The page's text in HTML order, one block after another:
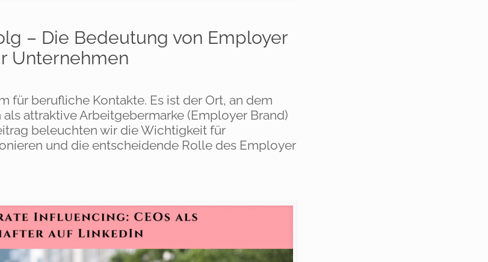
– Die Bedeutung von Employer
Unternehmen
für berufliche Kontakte. Es ist der Ort, an dem
attraktive Arbeitgebermarke (Employer Brand)
beleuchten wir die Wichtigkeit für
und die entscheidende Rolle des Employer